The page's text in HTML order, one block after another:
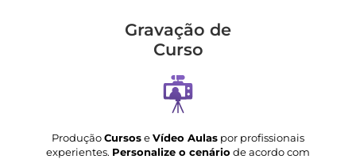
Gravação de
Curso
ProduçãoCursoseVídeo Aulas por profissionais
experientes. Personalize o cenário de acordo com